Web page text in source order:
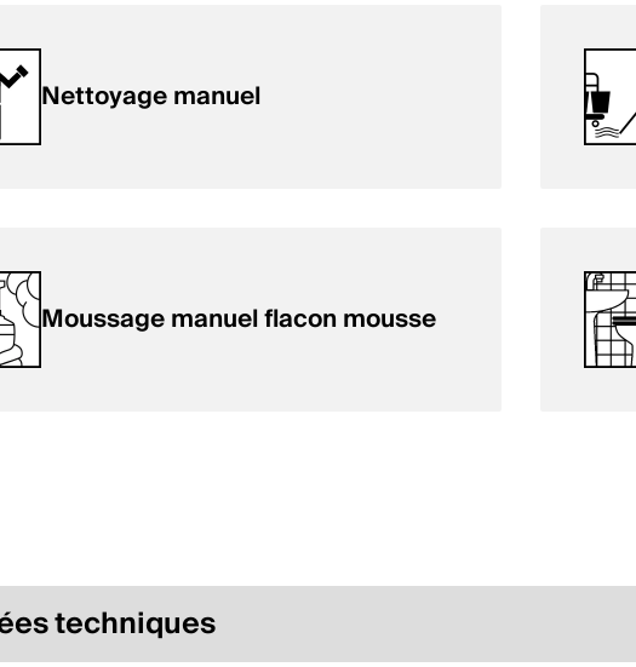
Nettoyage manuel
Moussage manuel flacon mousse
techniques